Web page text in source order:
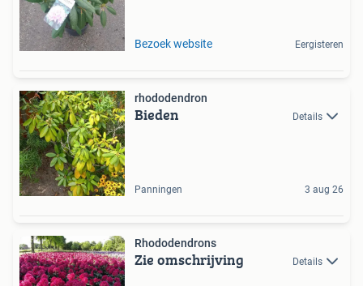
Bezoek website Eergisteren
rhododendron
Bieden Details
Panningen 3 aug 26
Rhododendrons
Zie omschrijving Details